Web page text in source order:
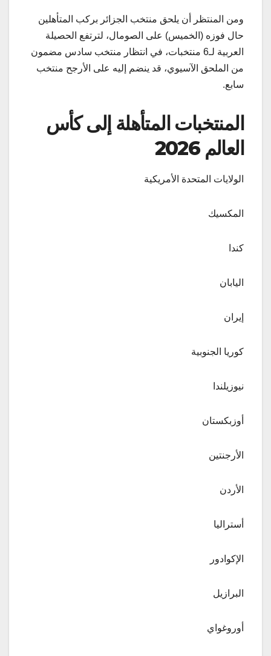
ومن المنتظر أن يلحق منتخب الجزائر بركب المتأهلين
حال فوزه (الخميس) على الصومال، لترتفع الحصيلة
العربية لـ6 منتخبات، في انتظار منتخب سادس مضمون
من الملحق الآسيوي، قد ينضم إليه على الأرجح منتخب
سابع.
المنتخبات المتأهلة إلى كأس
العالم 2026
الولايات المتحدة الأمريكية
المكسيك
كندا
اليابان
إيران
كوريا الجنوبية
نيوزيلندا
أوزبكستان
الأرجنتين
الأردن
أستراليا
الإكوادور
البرازيل
أوروغواي